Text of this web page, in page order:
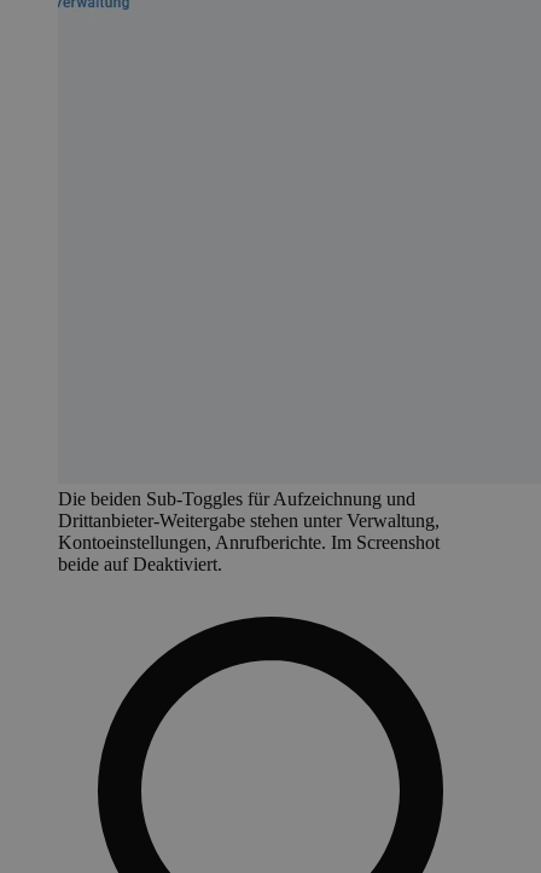
Die beiden Sub-Toggles für Aufzeichnung und
Drittanbieter-Weitergabe stehen unter Verwaltung,
Kontoeinstellungen, Anrufberichte. Im Screenshot
beide auf Deaktiviert.